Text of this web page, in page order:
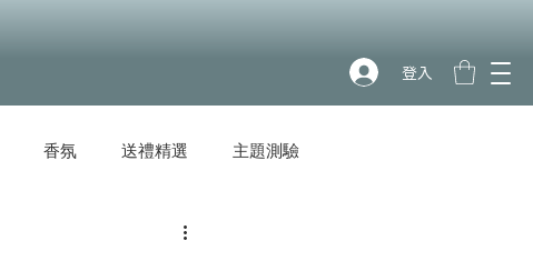
登入
香氛 送禮精選 主題測驗